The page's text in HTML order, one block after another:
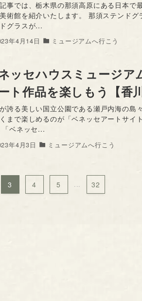
事では、栃木県の那須高原にある日本で
術館を紹介いたします。 那須ステンド
グラスが...
年4月14日 ミュージアムへ行こう
ッセハウスミュージア
ト作品を楽しもう【香川
誇る美しい国立公園である瀬戸内海の島
まで楽しめるのが「ベネッセアートサイ
「ベネッセ...
年4月3日 ミュージアムへ行こう
3 4 5 ... 32